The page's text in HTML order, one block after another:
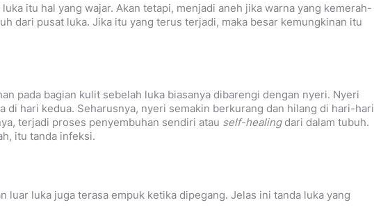
itu hal yang wajar. Akan tetapi, menjadi aneh jika warna yang kemerah-
dari pusat luka. Jika itu yang terus terjadi, maka besar kemungkinan itu
pada bagian kulit sebelah luka biasanya dibarengi dengan nyeri. Nyeri
di hari kedua. Seharusnya, nyeri semakin berkurang dan hilang di hari-hari
terjadi proses penyembuhan sendiri atau self-healingdari dalam tubuh.
itu tanda infeksi.
luar luka juga terasa empuk ketika dipegang. Jelas ini tanda luka yang